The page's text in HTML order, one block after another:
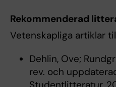
Rekommenderad
Vetenskapliga artiklar
Dehlin, Ove;
rev. och